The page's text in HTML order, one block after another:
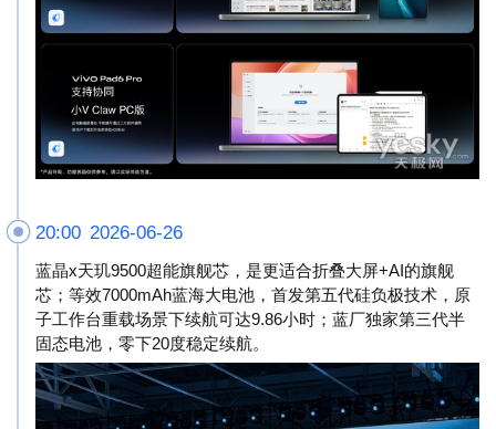
20:00 2026-06-26
蓝晶x天玑9500超能旗舰芯，是更适合折叠大屏+AI的旗舰
芯；等效7000mAh蓝海大电池，首发第五代硅负极技术，原
子工作台重载场景下续航可达9.86小时；蓝厂独家第三代半
固态电池，零下20度稳定续航。